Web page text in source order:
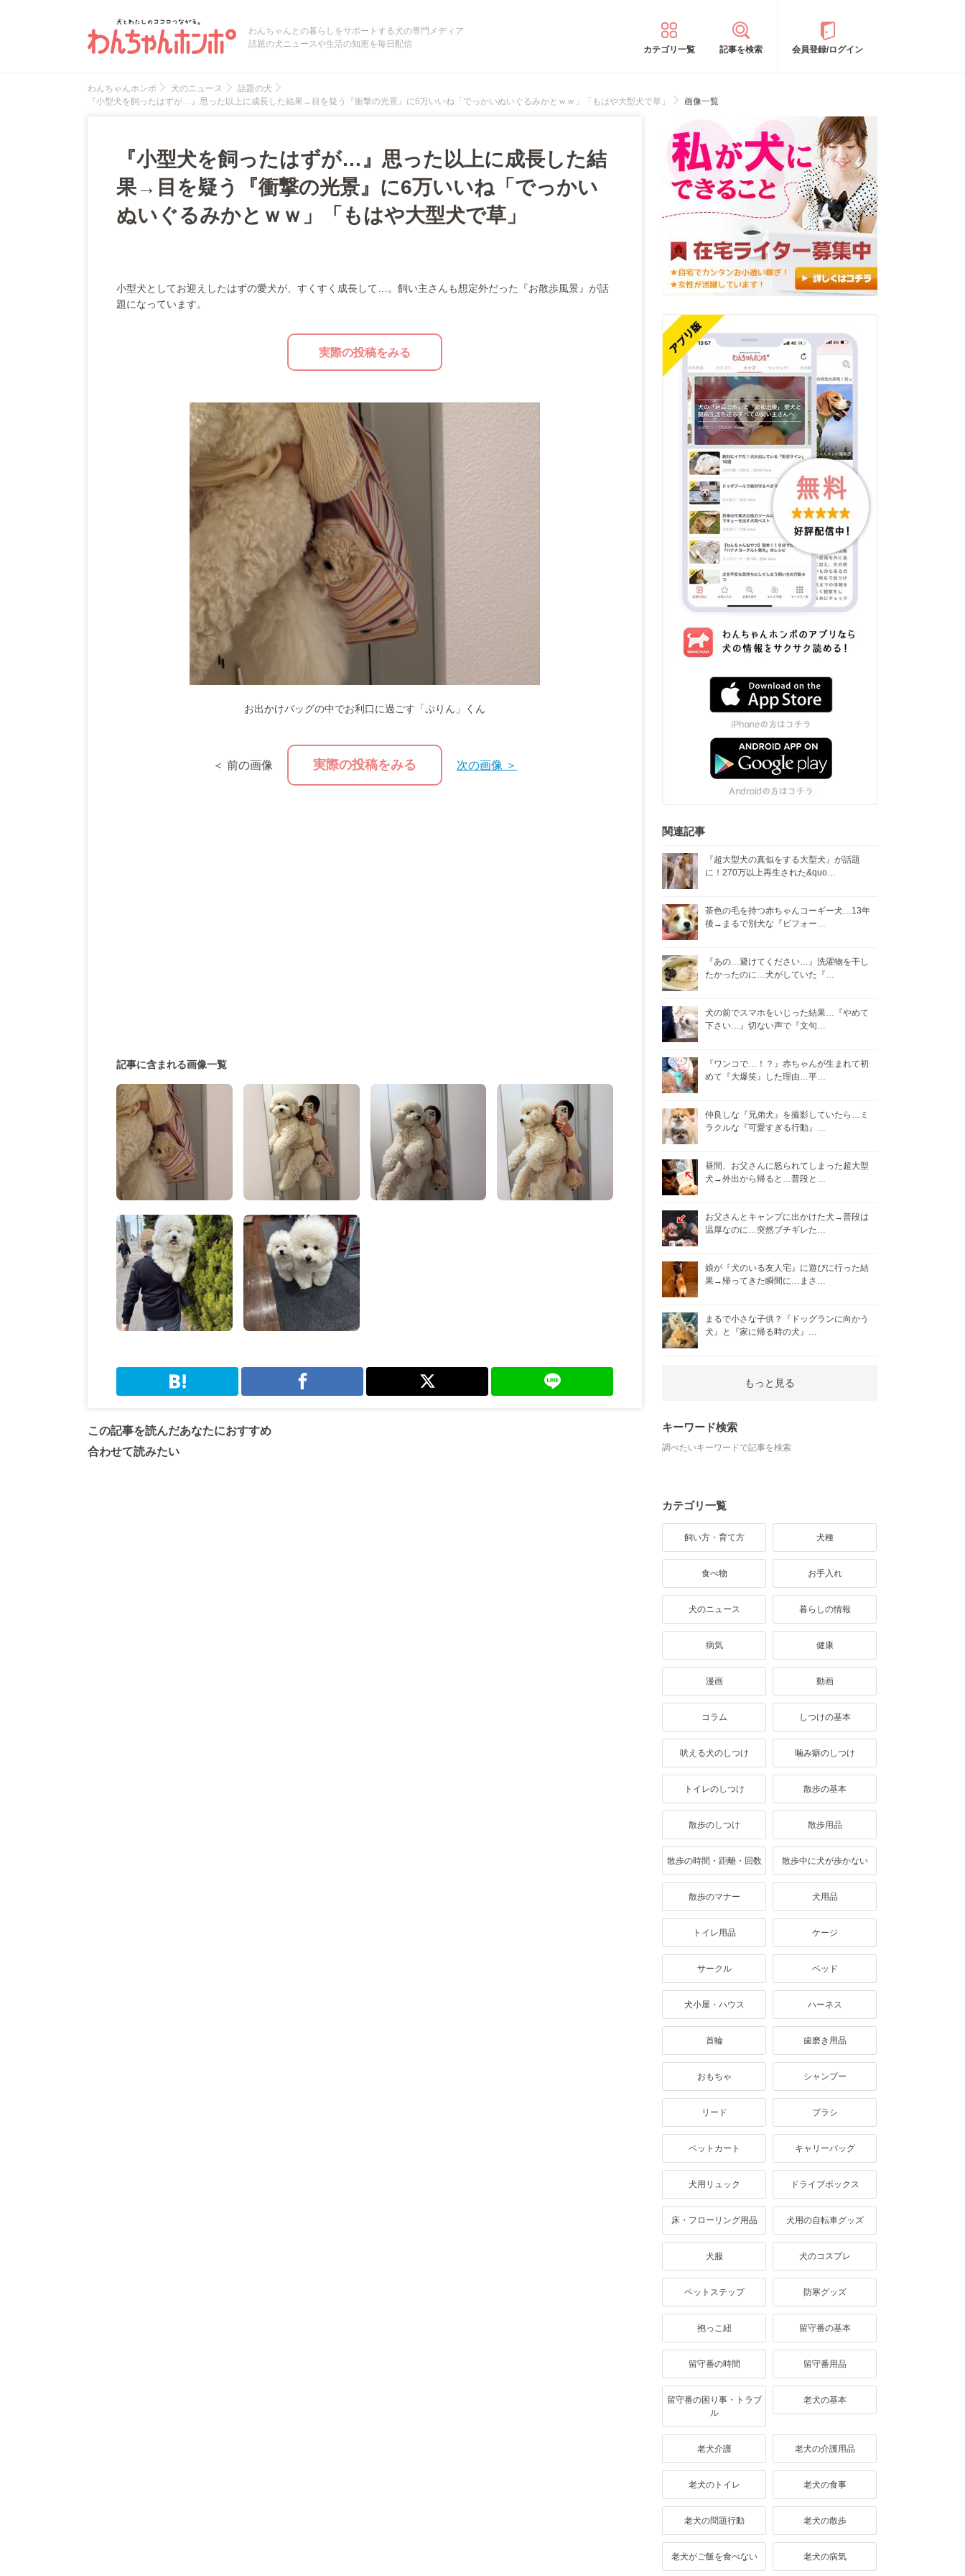
わんちゃんとの暮らしをサポートする犬の専門メディア
話題の犬ニュースや生活の知恵を毎日配信
カテゴリ一覧 記事を検索 会員登録/ログイン
わんちゃんホンポ 犬のニュース
話題の犬
『小型犬を飼ったはずが…』思った以上に成長した結果→目を疑う『衝撃の光景』に6万いいね「でっかいぬいぐるみかとｗｗ」「もはや大型犬で草」
画像一覧
『小型犬を飼ったはずが…』思った以上に成長した結
果→目を疑う『衝撃の光景』に6万いいね「でっかい
ぬいぐるみかとｗｗ」「もはや大型犬で草」
小型犬としてお迎えしたはずの愛犬が、すくすく成長して…。飼い主さんも想定外だった『お散歩風景』が話
題になっています。
実際の投稿をみる
お出かけバッグの中でお利口に過ごす「ぷりん」くん
＜ 前の画像 実際の投稿をみる 次の画像 ＞
記事に含まれる画像一覧
この記事を読んだあなたにおすすめ
合わせて読みたい
関連記事
『超大型犬の真似をする大型犬』が話題
に！270万以上再生された&quo…
茶色の毛を持つ赤ちゃんコーギー犬…13年
後→まるで別犬な『ビフォー…
『あの…避けてください…』洗濯物を干し
たかったのに…犬がしていた『…
犬の前でスマホをいじった結果…『やめて
下さい…』切ない声で『文句…
『ワンコで…！？』赤ちゃんが生まれて初
めて『大爆笑』した理由…平…
仲良しな『兄弟犬』を撮影していたら…ミ
ラクルな『可愛すぎる行動』…
昼間、お父さんに怒られてしまった超大型
犬→外出から帰ると…普段と…
お父さんとキャンプに出かけた犬→普段は
温厚なのに…突然ブチギレた…
娘が『犬のいる友人宅』に遊びに行った結
果→帰ってきた瞬間に…まさ…
まるで小さな子供？『ドッグランに向かう
犬』と『家に帰る時の犬』…
もっと見る
キーワード検索
調べたいキーワードで記事を検索
カテゴリ一覧
飼い方・育て方 犬種
食べ物 お手入れ
犬のニュース 暮らしの情報
病気 健康
漫画 動画
コラム しつけの基本
吠える犬のしつけ 噛み癖のしつけ
トイレのしつけ 散歩の基本
散歩のしつけ 散歩用品
散歩の時間・距離・回数 散歩中に犬が歩かない
散歩のマナー 犬用品
トイレ用品 ケージ
サークル ベッド
犬小屋・ハウス ハーネス
首輪 歯磨き用品
おもちゃ シャンプー
リード ブラシ
ペットカート キャリーバッグ
犬用リュック ドライブボックス
床・フローリング用品 犬用の自転車グッズ
犬服 犬のコスプレ
ペットステップ 防寒グッズ
抱っこ紐 留守番の基本
留守番の時間 留守番用品
留守番の困り事・トラブ
ル
老犬の基本
老犬介護 老犬の介護用品
老犬のトイレ 老犬の食事
老犬の問題行動 老犬の散歩
老犬がご飯を食べない 老犬の病気